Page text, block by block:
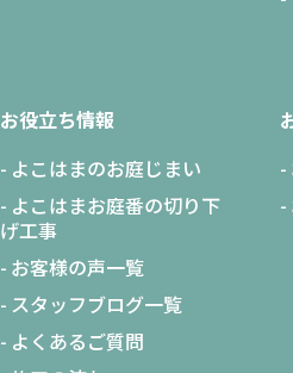
お役立ち情報
よこはまのお庭じまい
よこはまお庭番の切り下
げ工事
お客様の声一覧
スタッフブログ一覧
よくあるご質問